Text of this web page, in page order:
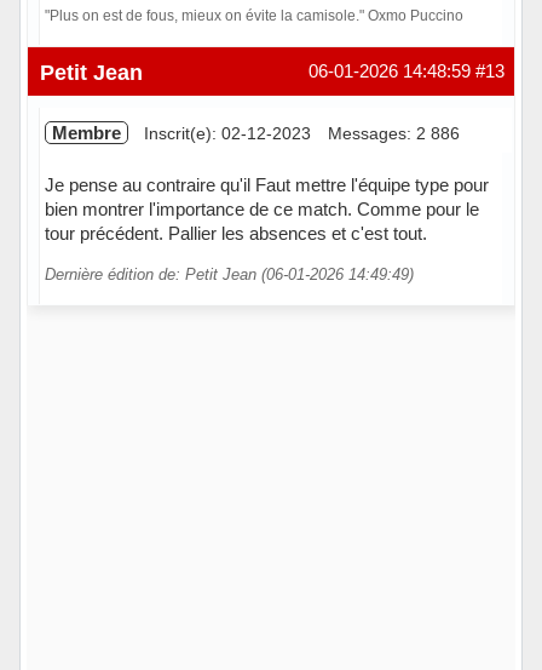
"Plus on est de fous, mieux on évite la camisole." Oxmo Puccino
Hors ligne #13
06-01-2026 14:48:59
Petit Jean
Membre Inscrit(e): 02-12-2023 Messages: 2 886
Je pense au contraire qu'il Faut mettre l'équipe type pour
bien montrer l'importance de ce match. Comme pour le
tour précédent. Pallier les absences et c'est tout.
Dernière édition de: Petit Jean (06-01-2026 14:49:49)